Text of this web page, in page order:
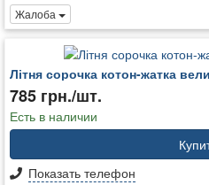
Жалоба
Літня сорочка котон-жатка
785 грн./шт.
Есть в наличии
Показать телефон